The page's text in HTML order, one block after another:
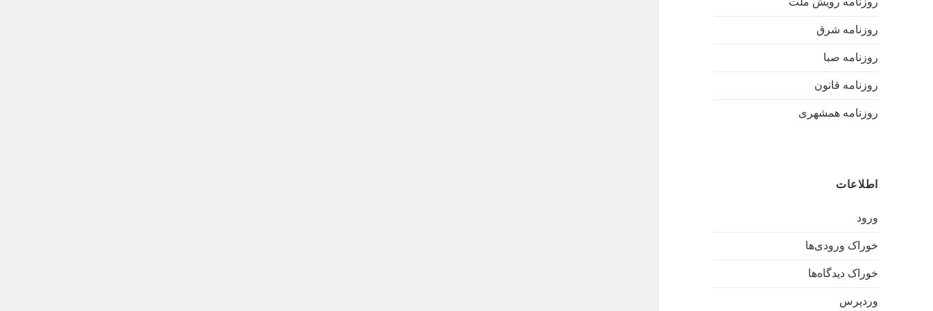
روزنامه شرق
روزنامه صبا
روزنامه قانون
روزنامه همشهری
اطلاعات
ورود
خوراک ورودی‌ها
خوراک دیدگاه‌ها
وردپرس